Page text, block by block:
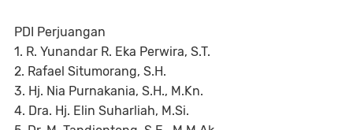
PDI Perjuangan
1. R. Yunandar R. Eka Perwira, S.T.
2. Rafael Situmorang, S.H.
3. Hj. Nia Purnakania, S.H., M.Kn.
4. Dra. Hj. Elin Suharliah, M.Si.